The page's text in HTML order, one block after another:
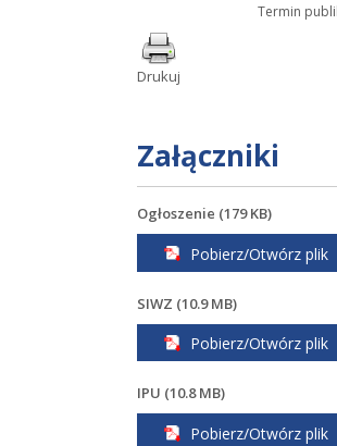
Termin
Drukuj
załączniki
Ogłoszenie (179 KB)
Pobierz/Otwórz plik
SIWZ (10.9 MB)
Pobierz/Otwórz plik
IPU (10.8 MB)
Pobierz/Otwórz plik